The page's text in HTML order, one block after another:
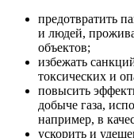
предотвратить
и людей,
объектов;
избежать
токсических и
повысить
добыче газа,
например, в
ускорить и